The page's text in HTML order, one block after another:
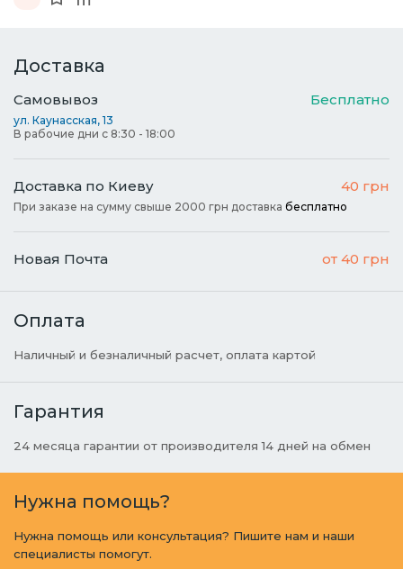
Доставка
Самовывоз Бесплатно
ул. Каунасская, 13
В рабочие дни с 8:30 - 18:00
Доставка по Киеву 40 грн
При заказе на сумму свыше 2000 грн доставка бесплатно
Новая Почта от 40 грн
Оплата
Наличный и безналичный расчет, оплата картой
Гарантия
24 месяца гарантии от производителя 14 дней на обмен
Нужна помощь?
Нужна помощь или консультация? Пишите нам и наши
специалисты помогут.